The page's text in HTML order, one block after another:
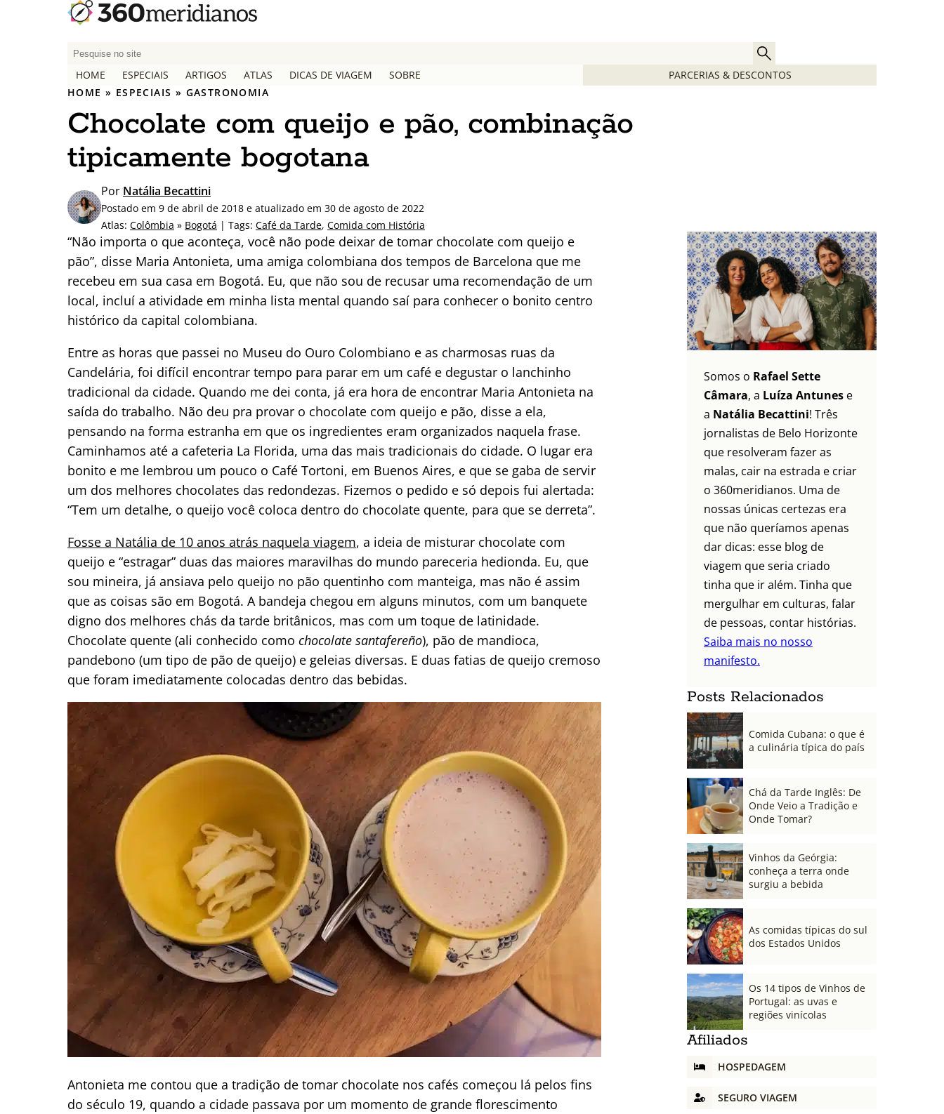
P
q
u
i
s
a
p
o
r
HOME ESPECIAIS ARTIGOS ATLAS DICAS DE VIAGEM SOBRE
PARCERIAS & DESCONTOS
HOME » ESPECIAIS » GASTRONOMIA
Chocolate com queijo e pão, combinação
tipicamente bogotana
Por Natália Becattini
Postado em 9 de abril de 2018 e atualizado em 30 de agosto de 2022
Atlas: Colômbia » Bogotá | Tags: Café da Tarde, Comida com História
“Não importa o que aconteça, você não pode deixar de tomar chocolate com queijo e
pão”, disse Maria Antonieta, uma amiga colombiana dos tempos de Barcelona que me
recebeu em sua casa em Bogotá. Eu, que não sou de recusar uma recomendação de um
local, incluí a atividade em minha lista mental quando saí para conhecer o bonito centro
histórico da capital colombiana.
Entre as horas que passei no Museu do Ouro Colombiano e as charmosas ruas da
Candelária, foi difícil encontrar tempo para parar em um café e degustar o lanchinho
tradicional da cidade. Quando me dei conta, já era hora de encontrar Maria Antonieta na
saída do trabalho. Não deu pra provar o chocolate com queijo e pão, disse a ela,
pensando na forma estranha em que os ingredientes eram organizados naquela frase.
Caminhamos até a cafeteria La Florida, uma das mais tradicionais do cidade. O lugar era
bonito e me lembrou um pouco o Café Tortoni, em Buenos Aires, e que se gaba de servir
um dos melhores chocolates das redondezas. Fizemos o pedido e só depois fui alertada:
“Tem um detalhe, o queijo você coloca dentro do chocolate quente, para que se derreta”.
Fosse a Natália de 10 anos atrás naquela viagem, a ideia de misturar chocolate com
queijo e “estragar” duas das maiores maravilhas do mundo pareceria hedionda. Eu, que
sou mineira, já ansiava pelo queijo no pão quentinho com manteiga, mas não é assim
que as coisas são em Bogotá. A bandeja chegou em alguns minutos, com um banquete
digno dos melhores chás da tarde britânicos, mas com um toque de latinidade.
Chocolate quente (ali conhecido como chocolate santafereño), pão de mandioca,
pandebono (um tipo de pão de queijo) e geleias diversas. E duas fatias de queijo cremoso
que foram imediatamente colocadas dentro das bebidas.
Antonieta me contou que a tradição de tomar chocolate nos cafés começou lá pelos fins
do século 19, quando a cidade passava por um momento de grande florescimento
Somos o Rafael Sette
Câmara, a Luíza Antunes e
a Natália Becattini! Três
jornalistas de Belo Horizonte
que resolveram fazer as
malas, cair na estrada e criar
o 360meridianos. Uma de
nossas únicas certezas era
que não queríamos apenas
dar dicas: esse blog de
viagem que seria criado
tinha que ir além. Tinha que
mergulhar em culturas, falar
de pessoas, contar histórias.
Saiba mais no nosso
manifesto.
Posts Relacionados
Comida Cubana: o que é
a culinária típica do país
Chá da Tarde Inglês: De
Onde Veio a Tradição e
Onde Tomar?
Vinhos da Geórgia:
conheça a terra onde
surgiu a bebida
As comidas típicas do sul
dos Estados Unidos
Os 14 tipos de Vinhos de
Portugal: as uvas e
regiões vinícolas
Afiliados
HOSPEDAGEM
SEGURO VIAGEM